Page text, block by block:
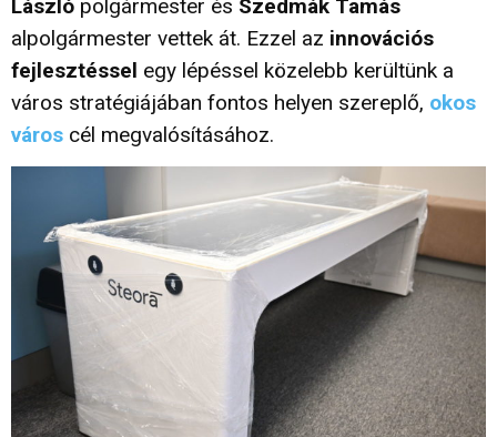
László polgármester és Szedmák Tamás
alpolgármester vettek át. Ezzel az innovációs
fejlesztéssel egy lépéssel közelebb kerültünk a
város stratégiájában fontos helyen szereplő, okos
város cél megvalósításához.